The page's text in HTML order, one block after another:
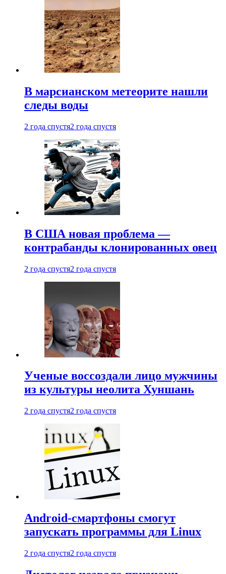
В марсианском метеорите нашли
следы воды
2 года спустя2 года спустя
В США новая проблема —
контрабанды клонированных овец
2 года спустя2 года спустя
Ученые воссоздали лицо мужчины
из культуры неолита Хуншань
2 года спустя2 года спустя
Android-смартфоны смогут
запускать программы для Linux
2 года спустя2 года спустя